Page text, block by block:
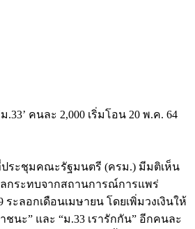
ประชุมคณะรัฐมนตรี (ครม.) มีมติเห็น
กระทบจากสถานการณ์การแพร่
ะลอกเดือนเมษายน โดยเพิ่มวงเงินให้
ชนะ” และ “ม.33 เรารักกัน” อีกคนละ